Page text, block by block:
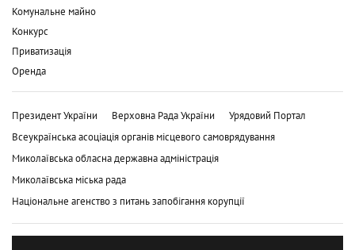
Комунальне майно
Конкурс
Приватизація
Оренда
Президент України Верховна Рада України
Урядовий Портал
Всеукраїнська асоціація органів місцевого самоврядування
Миколаївська обласна державна адміністрація
Миколаївська міська рада
Національне агенство з питань запобігання корупції